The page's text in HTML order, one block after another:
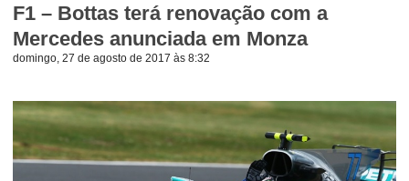
F1 – Bottas terá renovação com a
Mercedes anunciada em Monza
domingo, 27 de agosto de 2017 às 8:32